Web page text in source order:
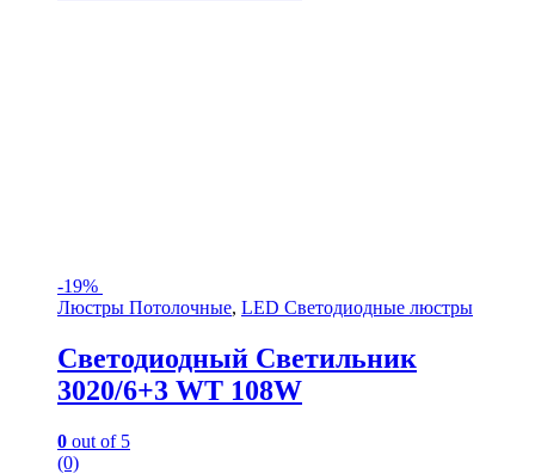
-19%
Люстры Потолочные, LED Светодиодные люстры
Светодиодный Светильник
3020/6+3 WT 108W
0 out of 5
(0)